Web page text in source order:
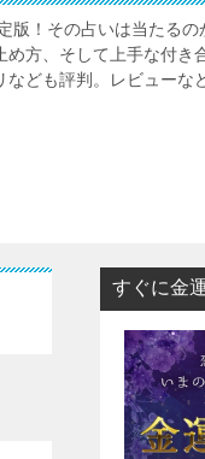
版！その占いは当たるの
方、そして上手な付き
ども評判。レビューな
すぐに金